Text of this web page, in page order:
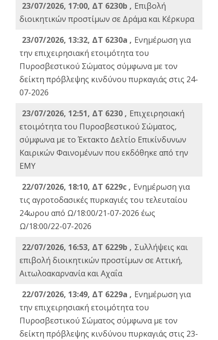
23/07/2026, 17:00, ΔΤ 6230b , Επιβολή
διοικητικών προστίμων σε Δράμα και Κέρκυρα
23/07/2026, 13:32, ΔΤ 6230a , Ενημέρωση για
την επιχειρησιακή ετοιμότητα του
Πυροσβεστικού Σώματος σύμφωνα με τον
δείκτη πρόβλεψης κινδύνου πυρκαγιάς στις 24-
07-2026
23/07/2026, 12:51, ΔΤ 6230 , Επιχειρησιακή
ετοιμότητα του Πυροσβεστικού Σώματος,
σύμφωνα με το Έκτακτο Δελτίο Επικίνδυνων
Καιρικών Φαινομένων που εκδόθηκε από την
ΕΜΥ
22/07/2026, 18:10, ΔΤ 6229c , Ενημέρωση για
τις αγροτοδασικές πυρκαγιές του τελευταίου
24ωρου από Ω/18:00/21-07-2026 έως
Ω/18:00/22-07-2026
22/07/2026, 16:53, ΔΤ 6229b , Σuλλήψεις και
επιβολή διοικητικών προστίμων σε Αττική,
Αιτωλοακαρνανία και Αχαΐα
22/07/2026, 13:49, ΔΤ 6229a , Ενημέρωση για
την επιχειρησιακή ετοιμότητα του
Πυροσβεστικού Σώματος σύμφωνα με τον
δείκτη πρόβλεψης κινδύνου πυρκαγιάς στις 23-